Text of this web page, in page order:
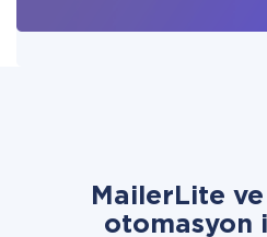
MailerLite
otomasyon